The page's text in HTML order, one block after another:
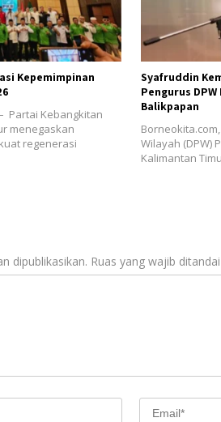
Kepemimpinan
Partai Kebangkitan
menegaskan
regenerasi
Syafruddin
Pengurus
Balikpapan
Wilayah (DPW)
Kalimantan
dipublikasikan. Ruas yang wajib ditandai